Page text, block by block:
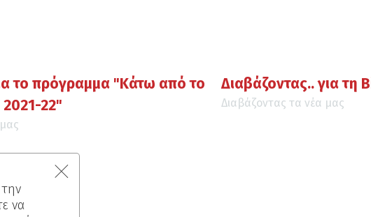
το πρόγραμμα "Κάτω από το
22"
Διαβάζοντας.. για τη
Διαβάζοντας τα νέα μας
να